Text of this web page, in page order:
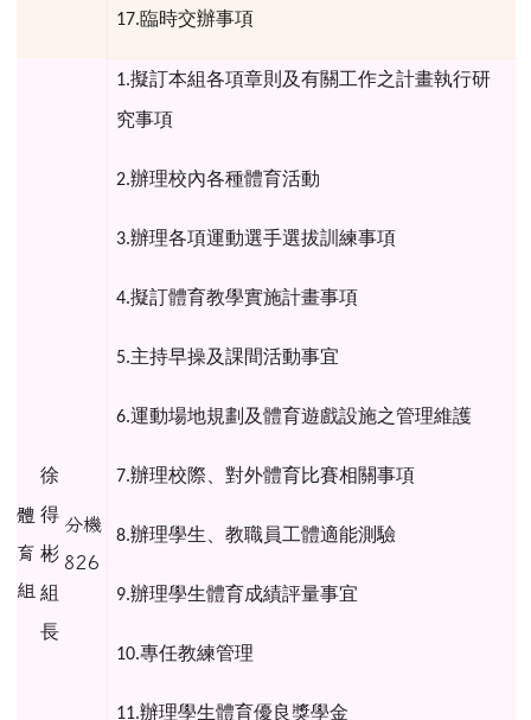
17.臨時交辦事項
體
育
組
徐
得
彬
組
長
分機
826
1.擬訂本組各項章則及有關工作之計畫執行研
究事項
2.辦理校內各種體育活動
3.辦理各項運動選手選拔訓練事項
4.擬訂體育教學實施計畫事項
5.主持早操及課間活動事宜
6.運動場地規劃及體育遊戲設施之管理維護
7.辦理校際、對外體育比賽相關事項
8.辦理學生、教職員工體適能測驗
9.辦理學生體育成績評量事宜
10.專任教練管理
11.辦理學生體育優良獎學金